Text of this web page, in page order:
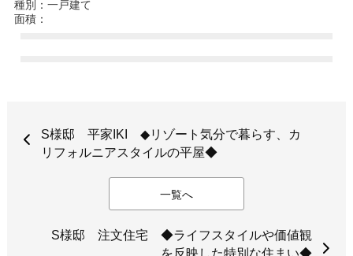
種別：一戸建て
面積：
S様邸 平家IKI ◆リゾート気分で暮らす、カ
リフォルニアスタイルの平屋◆
一覧へ
S様邸 注文住宅 ◆ライフスタイルや価値観